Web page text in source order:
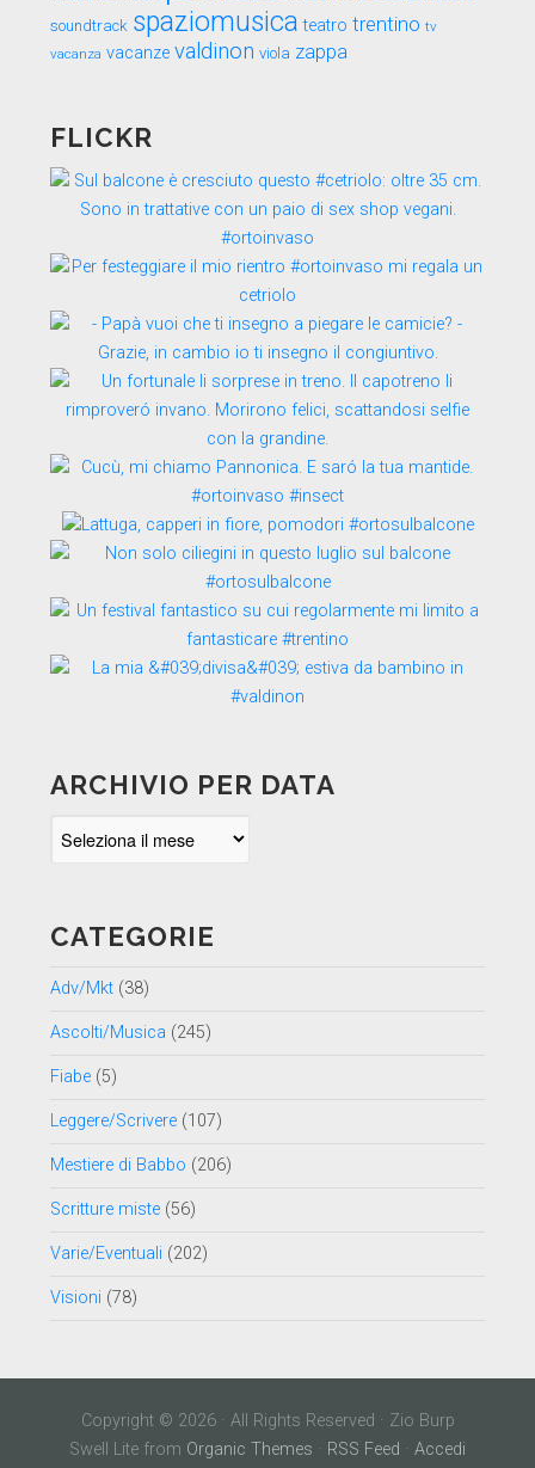
soundtrack spaziomusica teatro trentino tv
vacanza vacanze valdinon viola zappa
FLICKR
ARCHIVIO PER DATA
CATEGORIE
Adv/Mkt(38)
Ascolti/Musica (245)
Fiabe(5)
Leggere/Scrivere(107)
Mestiere di Babbo (206)
Scritture miste(56)
Varie/Eventuali (202)
Visioni (78)
Copyright © 2026 · All Rights Reserved · Zio Burp
Swell Lite from Organic Themes · RSS Feed · Accedi